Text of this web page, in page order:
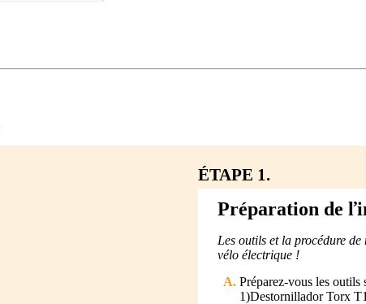
ÉTAPE 1.
Préparation de
Les outils et la procédure
vélo électrique !
Préparez-vous les outils
1)Destornillador Torx